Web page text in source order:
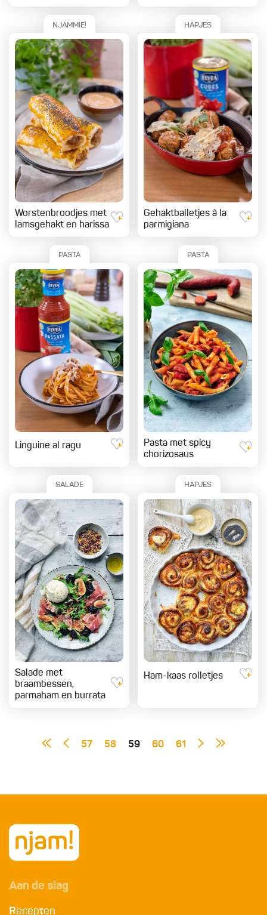
NJAMMIE!
Worstenbroodjes met
lamsgehakt en harissa
HAPJES
Gehaktballetjes à la
parmigiana
PASTA
Linguine al ragu
PASTA
Pasta met spicy
chorizosaus
SALADE
Salade met
braambessen,
parmaham en burrata
HAPJES
Ham-kaas rolletjes
57 58 59 60 61
Aan de slag
Recepten